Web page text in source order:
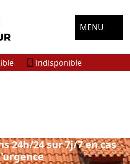
MENU
indisponible
24h/24 sur 7j/7 en cas